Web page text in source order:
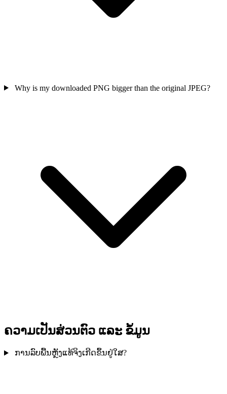
Why is my downloaded PNG bigger than the original JPEG?
ຄວາມເປັນສ່ວນຕົວ ແລະ ຂໍ້ມູນ
ການລົບພື້ນຫຼັງແທ້ຈິງເກີດຂຶ້ນຢູ່ໃສ?